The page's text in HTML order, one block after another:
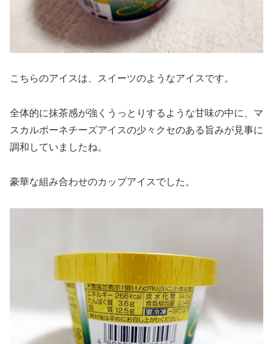
こちらのアイスは、スイーツのようなアイスです。
全体的に抹茶感が強くうっとりするような甘味の中に、マ
スカルポーネチーズアイスの少々クセのある旨みが見事に
調和していましたね。
豪華な組み合わせのカップアイスでした。